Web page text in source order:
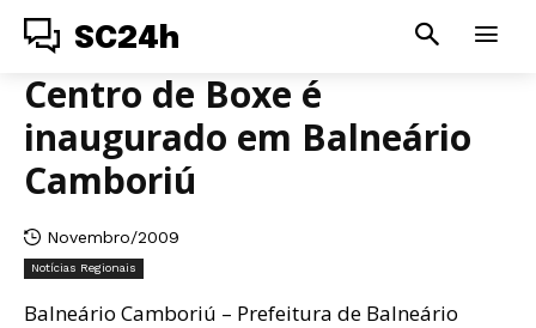
SC24h
Centro de Boxe é
inaugurado em Balneário
Camboriú
Novembro/2009
Notícias Regionais
Balneário Camboriú – Prefeitura de Balneário